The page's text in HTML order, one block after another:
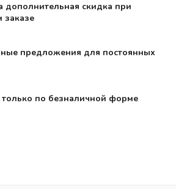
дополнительная скидка при
заказе
предложения для постоянных
только по безналичной форме